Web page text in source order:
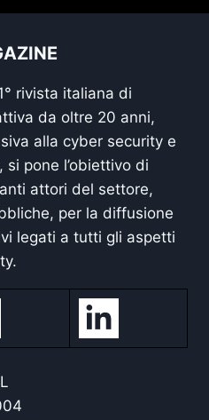
rivista italiana di
da oltre 20 anni,
alla cyber security e
pone l’obiettivo di
attori del settore,
per la diffusione
legati a tutti gli aspetti